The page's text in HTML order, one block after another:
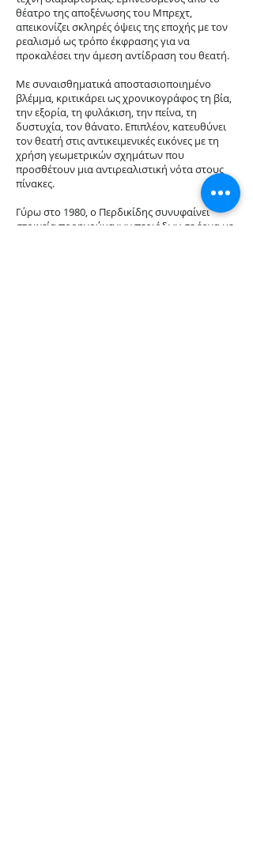
θέατρο της αποξένωσης του Μπρεχτ,
απεικονίζει σκληρές όψεις της εποχής με τον
ρεαλισμό ως τρόπο έκφρασης για να
προκαλέσει την άμεση αντίδραση του θεατή.
Με συναισθηματικά αποστασιοποιημένο
βλέμμα, κριτικάρει ως χρονικογράφος τη βία,
την εξορία, τη φυλάκιση, την πείνα, τη
δυστυχία, τον θάνατο. Επιπλέον, κατευθύνει
τον θεατή στις αντικειμενικές εικόνες με τη
χρήση γεωμετρικών σχημάτων που
προσθέτουν μια αντιρεαλιστική νότα στους
πίνακες.
Γύρω στο 1980, ο Περδικίδης συνυφαίνει
στοιχεία προηγούμενων περιόδων σε έργα με